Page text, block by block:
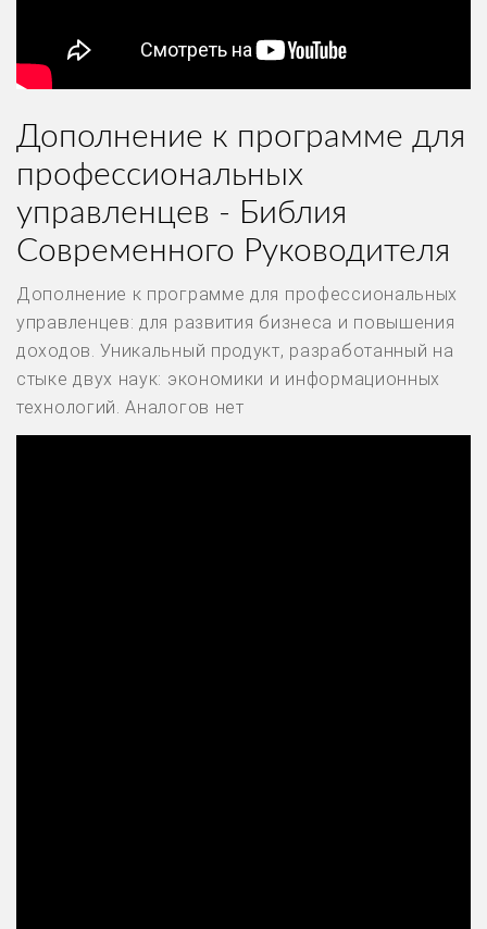
Дополнение к программе для
профессиональных
управленцев - Библия
Современного Руководителя
Дополнение к программе для профессиональных
управленцев: для развития бизнеса и повышения
доходов. Уникальный продукт, разработанный на
стыке двух наук: экономики и информационных
технологий. Аналогов нет